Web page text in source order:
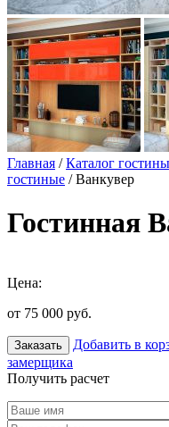
Главная /Каталог
гостиные / Ванкувер
Гостинная
Цена:
от 75 000 руб.
Заказать Добавить в
замерщика
Получить расчет